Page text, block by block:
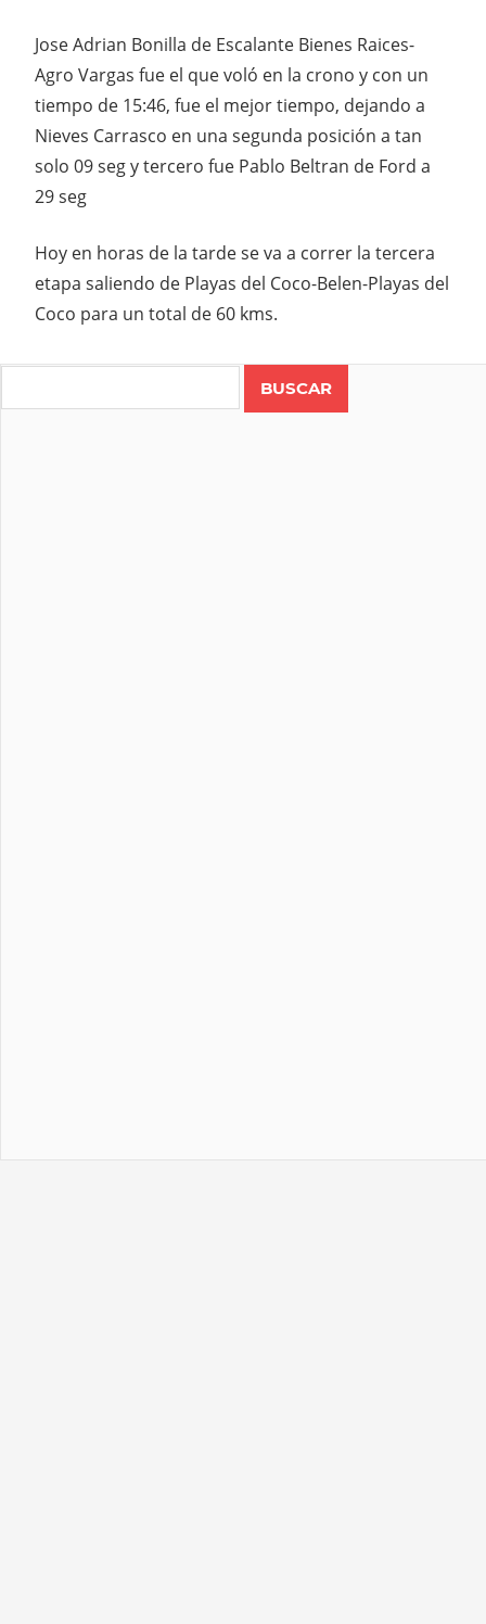
Jose Adrian Bonilla de Escalante Bienes Raices-
Agro Vargas fue el que voló en la crono y con un
tiempo de 15:46, fue el mejor tiempo, dejando a
Nieves Carrasco en una segunda posición a tan
solo 09 seg y tercero fue Pablo Beltran de Ford a
29 seg
Hoy en horas de la tarde se va a correr la tercera
etapa saliendo de Playas del Coco-Belen-Playas del
Coco para un total de 60 kms.